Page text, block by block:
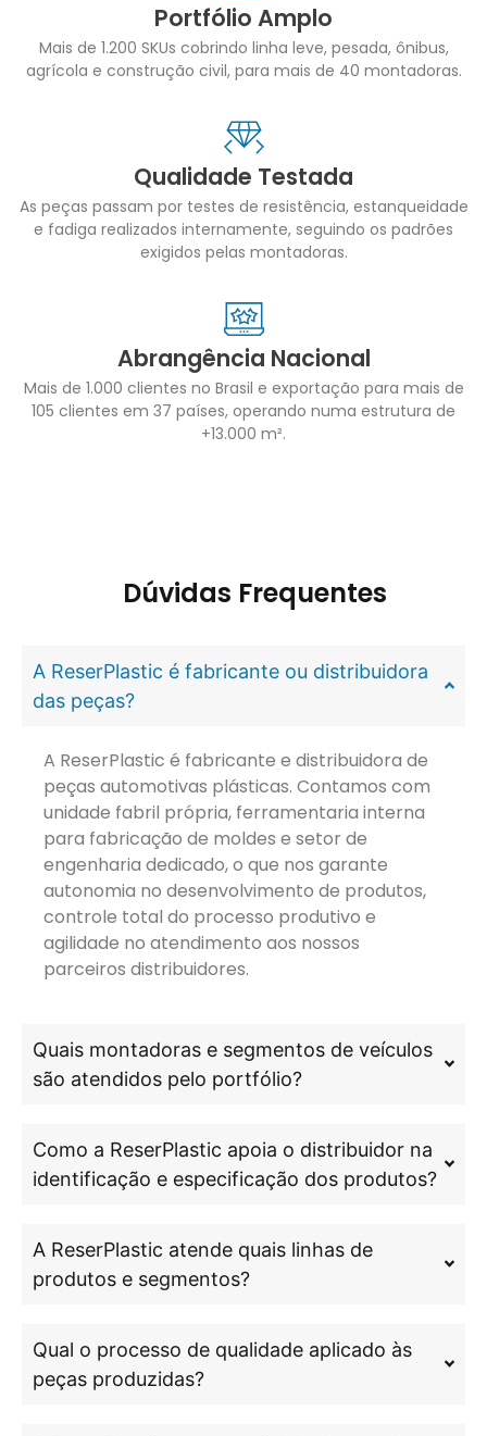
Portfólio Amplo
Mais de 1.200 SKUs cobrindo linha leve, pesada, ônibus,
agrícola e construção civil, para mais de 40 montadoras.
Qualidade Testada
As peças passam por testes de resistência, estanqueidade
e fadiga realizados internamente, seguindo os padrões
exigidos pelas montadoras.
Abrangência Nacional
Mais de 1.000 clientes no Brasil e exportação para mais de
105 clientes em 37 países, operando numa estrutura de
+13.000 m².
Dúvidas Frequentes
A ReserPlastic é fabricante ou distribuidora
das peças?
A ReserPlastic é fabricante e distribuidora de
peças automotivas plásticas. Contamos com
unidade fabril própria, ferramentaria interna
para fabricação de moldes e setor de
engenharia dedicado, o que nos garante
autonomia no desenvolvimento de produtos,
controle total do processo produtivo e
agilidade no atendimento aos nossos
parceiros distribuidores.
Quais montadoras e segmentos de veículos
são atendidos pelo portfólio?
Como a ReserPlastic apoia o distribuidor na
identificação e especificação dos produtos?
A ReserPlastic atende quais linhas de
produtos e segmentos?
Qual o processo de qualidade aplicado às
peças produzidas?